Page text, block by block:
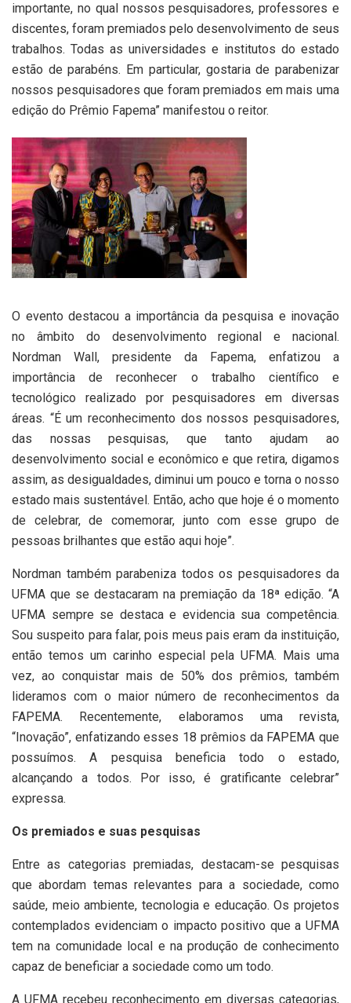
importante, no qual nossos pesquisadores, professores e
discentes, foram premiados pelo desenvolvimento de seus
trabalhos. Todas as universidades e institutos do estado
estão de parabéns. Em particular, gostaria de parabenizar
nossos pesquisadores que foram premiados em mais uma
edição do Prêmio Fapema” manifestou o reitor.
O evento destacou a importância da pesquisa e inovação
no âmbito do desenvolvimento regional e nacional.
Nordman Wall, presidente da Fapema, enfatizou a
importância de reconhecer o trabalho científico e
tecnológico realizado por pesquisadores em diversas
áreas. “É um reconhecimento dos nossos pesquisadores,
das nossas pesquisas, que tanto ajudam ao
desenvolvimento social e econômico e que retira, digamos
assim, as desigualdades, diminui um pouco e torna o nosso
estado mais sustentável. Então, acho que hoje é o momento
de celebrar, de comemorar, junto com esse grupo de
pessoas brilhantes que estão aqui hoje”.
Nordman também parabeniza todos os pesquisadores da
UFMA que se destacaram na premiação da 18ª edição. “A
UFMA sempre se destaca e evidencia sua competência.
Sou suspeito para falar, pois meus pais eram da instituição,
então temos um carinho especial pela UFMA. Mais uma
vez, ao conquistar mais de 50% dos prêmios, também
lideramos com o maior número de reconhecimentos da
FAPEMA. Recentemente, elaboramos uma revista,
“Inovação”, enfatizando esses 18 prêmios da FAPEMA que
possuímos. A pesquisa beneficia todo o estado,
alcançando a todos. Por isso, é gratificante celebrar”
expressa.
Os premiados e suas pesquisas
Entre as categorias premiadas, destacam-se pesquisas
que abordam temas relevantes para a sociedade, como
saúde, meio ambiente, tecnologia e educação. Os projetos
contemplados evidenciam o impacto positivo que a UFMA
tem na comunidade local e na produção de conhecimento
capaz de beneficiar a sociedade como um todo.
A UFMA recebeu reconhecimento em diversas categorias,